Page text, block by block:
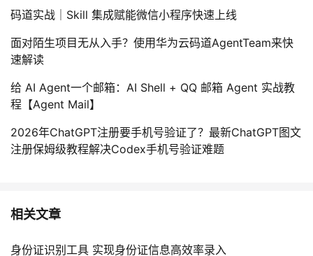
码道实战｜Skill 集成赋能微信小程序快速上线
面对陌生项目无从入手？使用华为云码道AgentTeam来快
速解读
给 AI Agent一个邮箱：AI Shell + QQ 邮箱 Agent 实战教
程【Agent Mail】
2026年ChatGPT注册要手机号验证了？最新ChatGPT图文
注册保姆级教程解决Codex手机号验证难题
相关文章
身份证识别工具 实现身份证信息高效率录入